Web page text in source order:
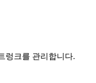
렁크를 관리합니다.